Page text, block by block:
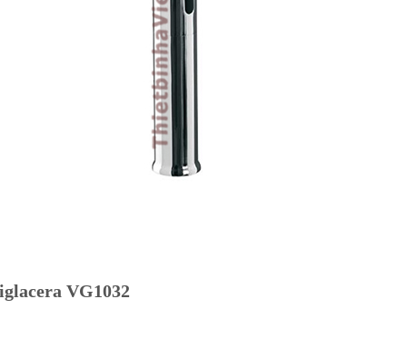
VG1032